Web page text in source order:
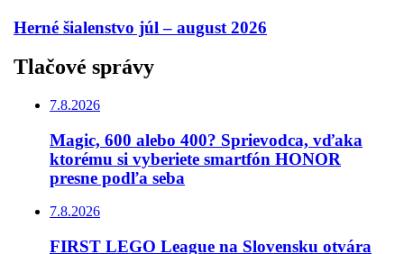
Herné šialenstvo júl – august 2026
Tlačové správy
7.8.2026
Magic, 600 alebo 400? Sprievodca, vďaka
ktorému si vyberiete smartfón HONOR
presne podľa seba
7.8.2026
FIRST LEGO League na Slovensku otvára